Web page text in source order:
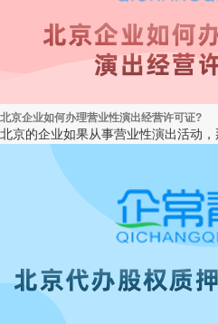
北京企业如何办理营业性演出经营许可证?
北京的企业如果从事营业性演出活动